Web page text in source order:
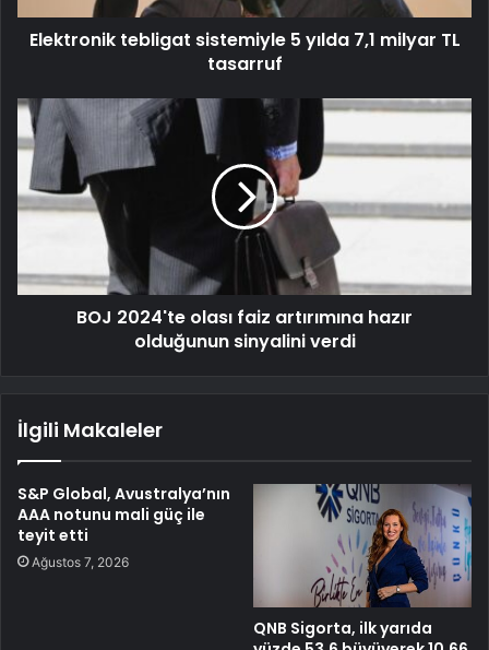
Elektronik tebligat sistemiyle 5 yılda 7,1 milyar TL
tasarruf
BOJ 2024'te olası faiz artırımına hazır
olduğunun sinyalini verdi
İlgili Makaleler
S&P Global, Avustralya’nın
AAA notunu mali güç ile
teyit etti
Ağustos 7, 2026
QNB Sigorta, ilk yarıda